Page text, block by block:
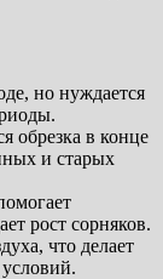
но нуждается
обрезка в конце
и старых
рост сорняков.
что делает